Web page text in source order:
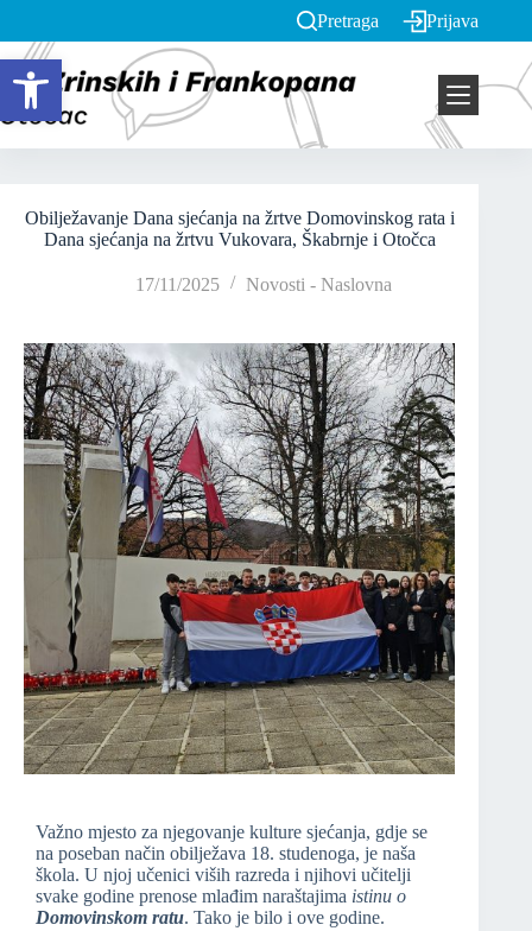
Open toolbar
Pretraga Prijava
Obilježavanje Dana sjećanja na žrtve Domovinskog rata i
Dana sjećanja na žrtvu Vukovara, Škabrnje i Otočca
17/11/2025 Novosti - Naslovna
Važno mjesto za njegovanje kulture sjećanja, gdje se
na poseban način obilježava 18. studenoga, je naša
škola. U njoj učenici viših razreda i njihovi učitelji
svake godine prenose mlađim naraštajima istinu o
Domovinskom ratu. Tako je bilo i ove godine.